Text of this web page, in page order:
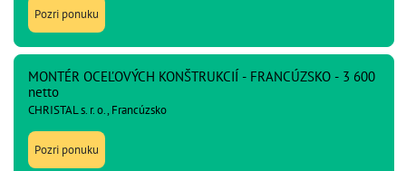
Pozri ponuku
MONTÉR OCEĽOVÝCH KONŠTRUKCIÍ - FRANCÚZSKO - 3 600
netto
CHRISTAL s. r. o., Francúzsko
Pozri ponuku